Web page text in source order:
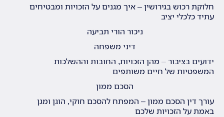
חלוקת רכוש בגירושין – איך מגנים על הזכויות ומבטיחים
עתיד כלכלי יציב
ניכור הורי תביעה
דיני משפחה
ידועים בציבור – מהן הזכויות, החובות וההשלכות
המשפטיות של חיים משותפים
הסכם ממון
עורך דין הסכם ממון – המפתח להסכם חוקי, הוגן ומגן
באמת על הזכויות שלכם